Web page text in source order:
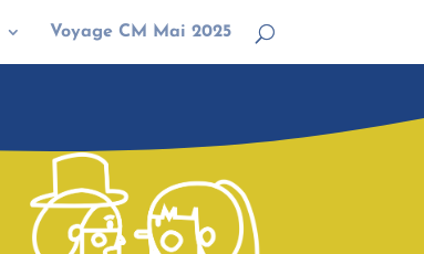
Voyage CM Mai 2025